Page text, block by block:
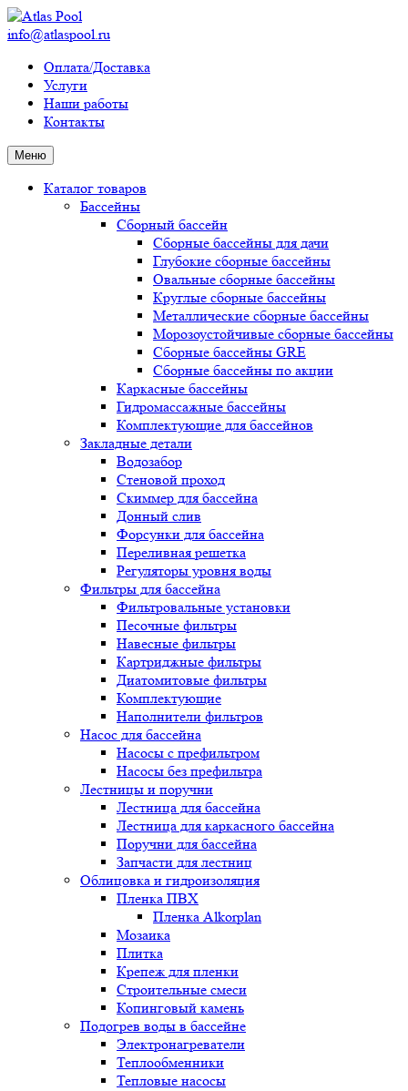
info@atlaspool.ru
Оплата/Доставка
Услуги
Наши работы
Контакты
Меню
Каталог товаров
Бассейны
Сборный бассейн
Сборные бассейны для дачи
Глубокие сборные бассейны
Овальные сборные бассейны
Круглые сборные бассейны
Металлические сборные бассейны
Морозоустойчивые сборные бассейны
Сборные бассейны GRE
Сборные бассейны по акции
Каркасные бассейны
Гидромассажные бассейны
Комплектующие для бассейнов
Закладные детали
Водозабор
Стеновой проход
Скиммер для бассейна
Донный слив
Форсунки для бассейна
Переливная решетка
Регуляторы уровня воды
Фильтры для бассейна
Фильтровальные установки
Песочные фильтры
Навесные фильтры
Картриджные фильтры
Диатомитовые фильтры
Комплектующие
Наполнители фильтров
Насос для бассейна
Насосы с префильтром
Насосы без префильтра
Лестницы и поручни
Лестница для бассейна
Лестница для каркасного бассейна
Поручни для бассейна
Запчасти для лестниц
Облицовка и гидроизоляция
Пленка ПВХ
Пленка Alkorplan
Мозаика
Плитка
Крепеж для пленки
Строительные смеси
Копинговый камень
Подогрев воды в бассейне
Электронагреватели
Теплообменники
Тепловые насосы